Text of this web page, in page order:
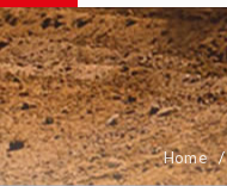
Home /